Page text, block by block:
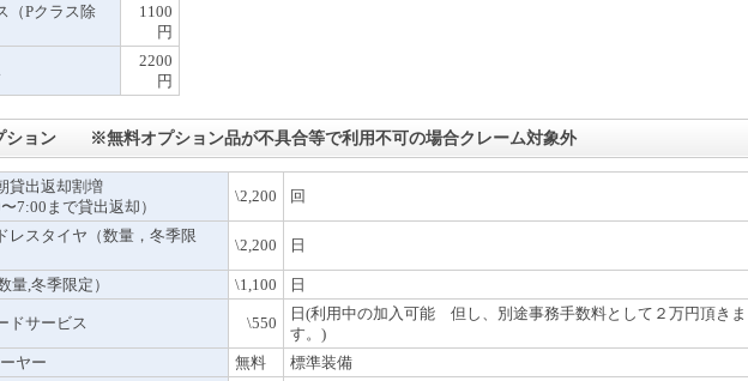
（Pクラス除
1100
円
2200
円
ション ※無料オプション品が不具合等で利用不可の場合クレーム対象外
貸出返却割増
〜7:00まで貸出返却）
\2,200 回
レスタイヤ（数量，冬季限
\2,200 日
量,冬季限定） \1,100 日
ドサービス \550
日(利用中の加入可能 但し、別途事務手数料として２万円頂きま
す。)
ヤー
無料
標準装備